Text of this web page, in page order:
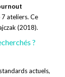
7 ateliers. Ce
(2018).
?
actuels,